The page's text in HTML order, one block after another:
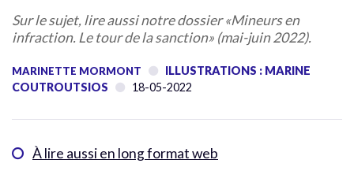
Sur le sujet, lire aussi notre dossier «Mineurs en
infraction. Le tour de la sanction» (mai-juin 2022).
MARINETTE MORMONT
ILLUSTRATIONS : MARINE
COUTROUTSIOS
18-05-2022
À lire aussi en long format web